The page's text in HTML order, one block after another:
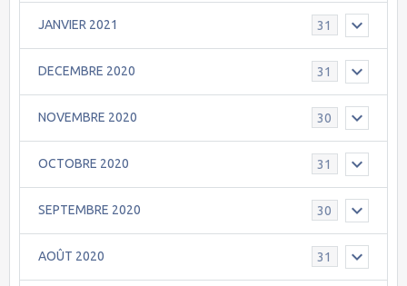
JANVIER 2021 31
DECEMBRE 2020 31
NOVEMBRE 2020 30
OCTOBRE 2020 31
SEPTEMBRE 2020 30
AOÛT 2020 31